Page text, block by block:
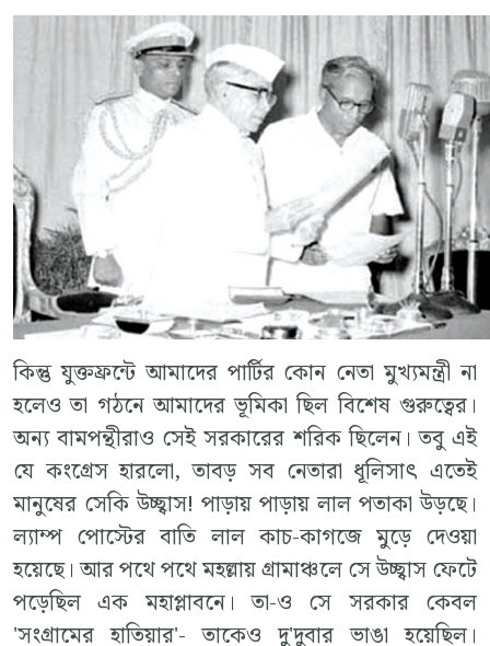
কিন্তু যুক্তফ্রন্টে আমাদের পার্টির কোন নেতা মুখ্যমন্ত্রী না
হলেও তা গঠনে আমাদের ভূমিকা ছিল বিশেষ গুরুত্বের।
অন্য বামপন্থীরাও সেই সরকারের শরিক ছিলেন। তবু এই
যে কংগ্রেস হারলো, তাবড় সব নেতারা ধূলিসাৎ এতেই
মানুষের সেকি উচ্ছ্বাস! পাড়ায় পাড়ায় লাল পতাকা উড়ছে।
ল্যাম্প পোস্টের বাতি লাল কাচ-কাগজে মুড়ে দেওয়া
হয়েছে। আর পথে পথে মহল্লায় গ্রামাঞ্চলে সে উচ্ছ্বাস ফেটে
পড়েছিল এক মহাপ্লাবনে। তা-ও সে সরকার কেবল
'সংগ্রামের হাতিয়ার'- তাকেও দু'দুবার ভাঙা হয়েছিল।